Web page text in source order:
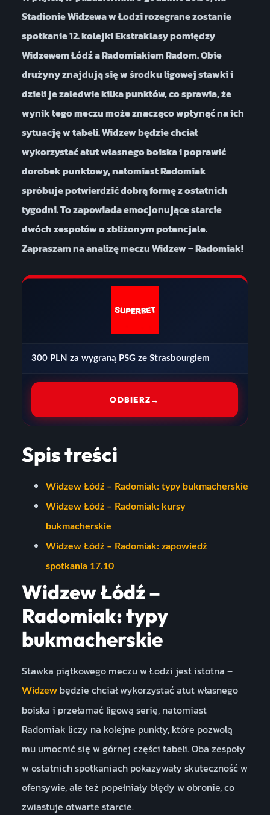
Stadionie Widzewa w Łodzi rozegrane zostanie
spotkanie 12. kolejki Ekstraklasy pomiędzy
Widzewem Łódź a Radomiakiem Radom. Obie
drużyny znajdują się w środku ligowej stawki i
dzieli je zaledwie kilka punktów, co sprawia, że
wynik tego meczu może znacząco wpłynąć na ich
sytuację w tabeli. Widzew będzie chciał
wykorzystać atut własnego boiska i poprawić
dorobek punktowy, natomiast Radomiak
spróbuje potwierdzić dobrą formę z ostatnich
tygodni. To zapowiada emocjonujące starcie
dwóch zespołów o zbliżonym potencjale.
Zapraszam na analizę meczu Widzew – Radomiak!
300 PLN za wygraną PSG ze Strasbourgiem
ODBIERZ→
Spis treści
Widzew Łódź – Radomiak: typy bukmacherskie
Widzew Łódź – Radomiak: kursy
bukmacherskie
Widzew Łódź – Radomiak: zapowiedź
spotkania 17.10
Widzew Łódź –
Radomiak: typy
bukmacherskie
Stawka piątkowego meczu w Łodzi jest istotna –
Widzewbędzie chciał wykorzystać atut własnego
boiska i przełamać ligową serię, natomiast
Radomiak liczy na kolejne punkty, które pozwolą
mu umocnić się w górnej części tabeli. Oba zespoły
w ostatnich spotkaniach pokazywały skuteczność w
ofensywie, ale też popełniały błędy w obronie, co
zwiastuje otwarte starcie.